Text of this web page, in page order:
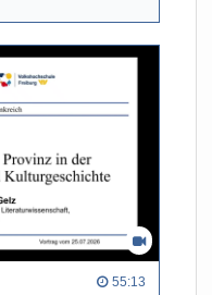
55:13